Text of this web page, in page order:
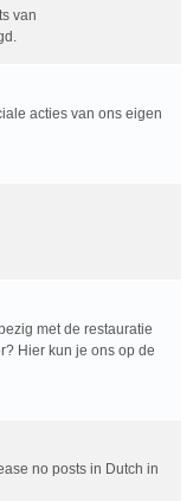
van
acties van ons eigen
met de restauratie
Hier kun je ons op de
no posts in Dutch in